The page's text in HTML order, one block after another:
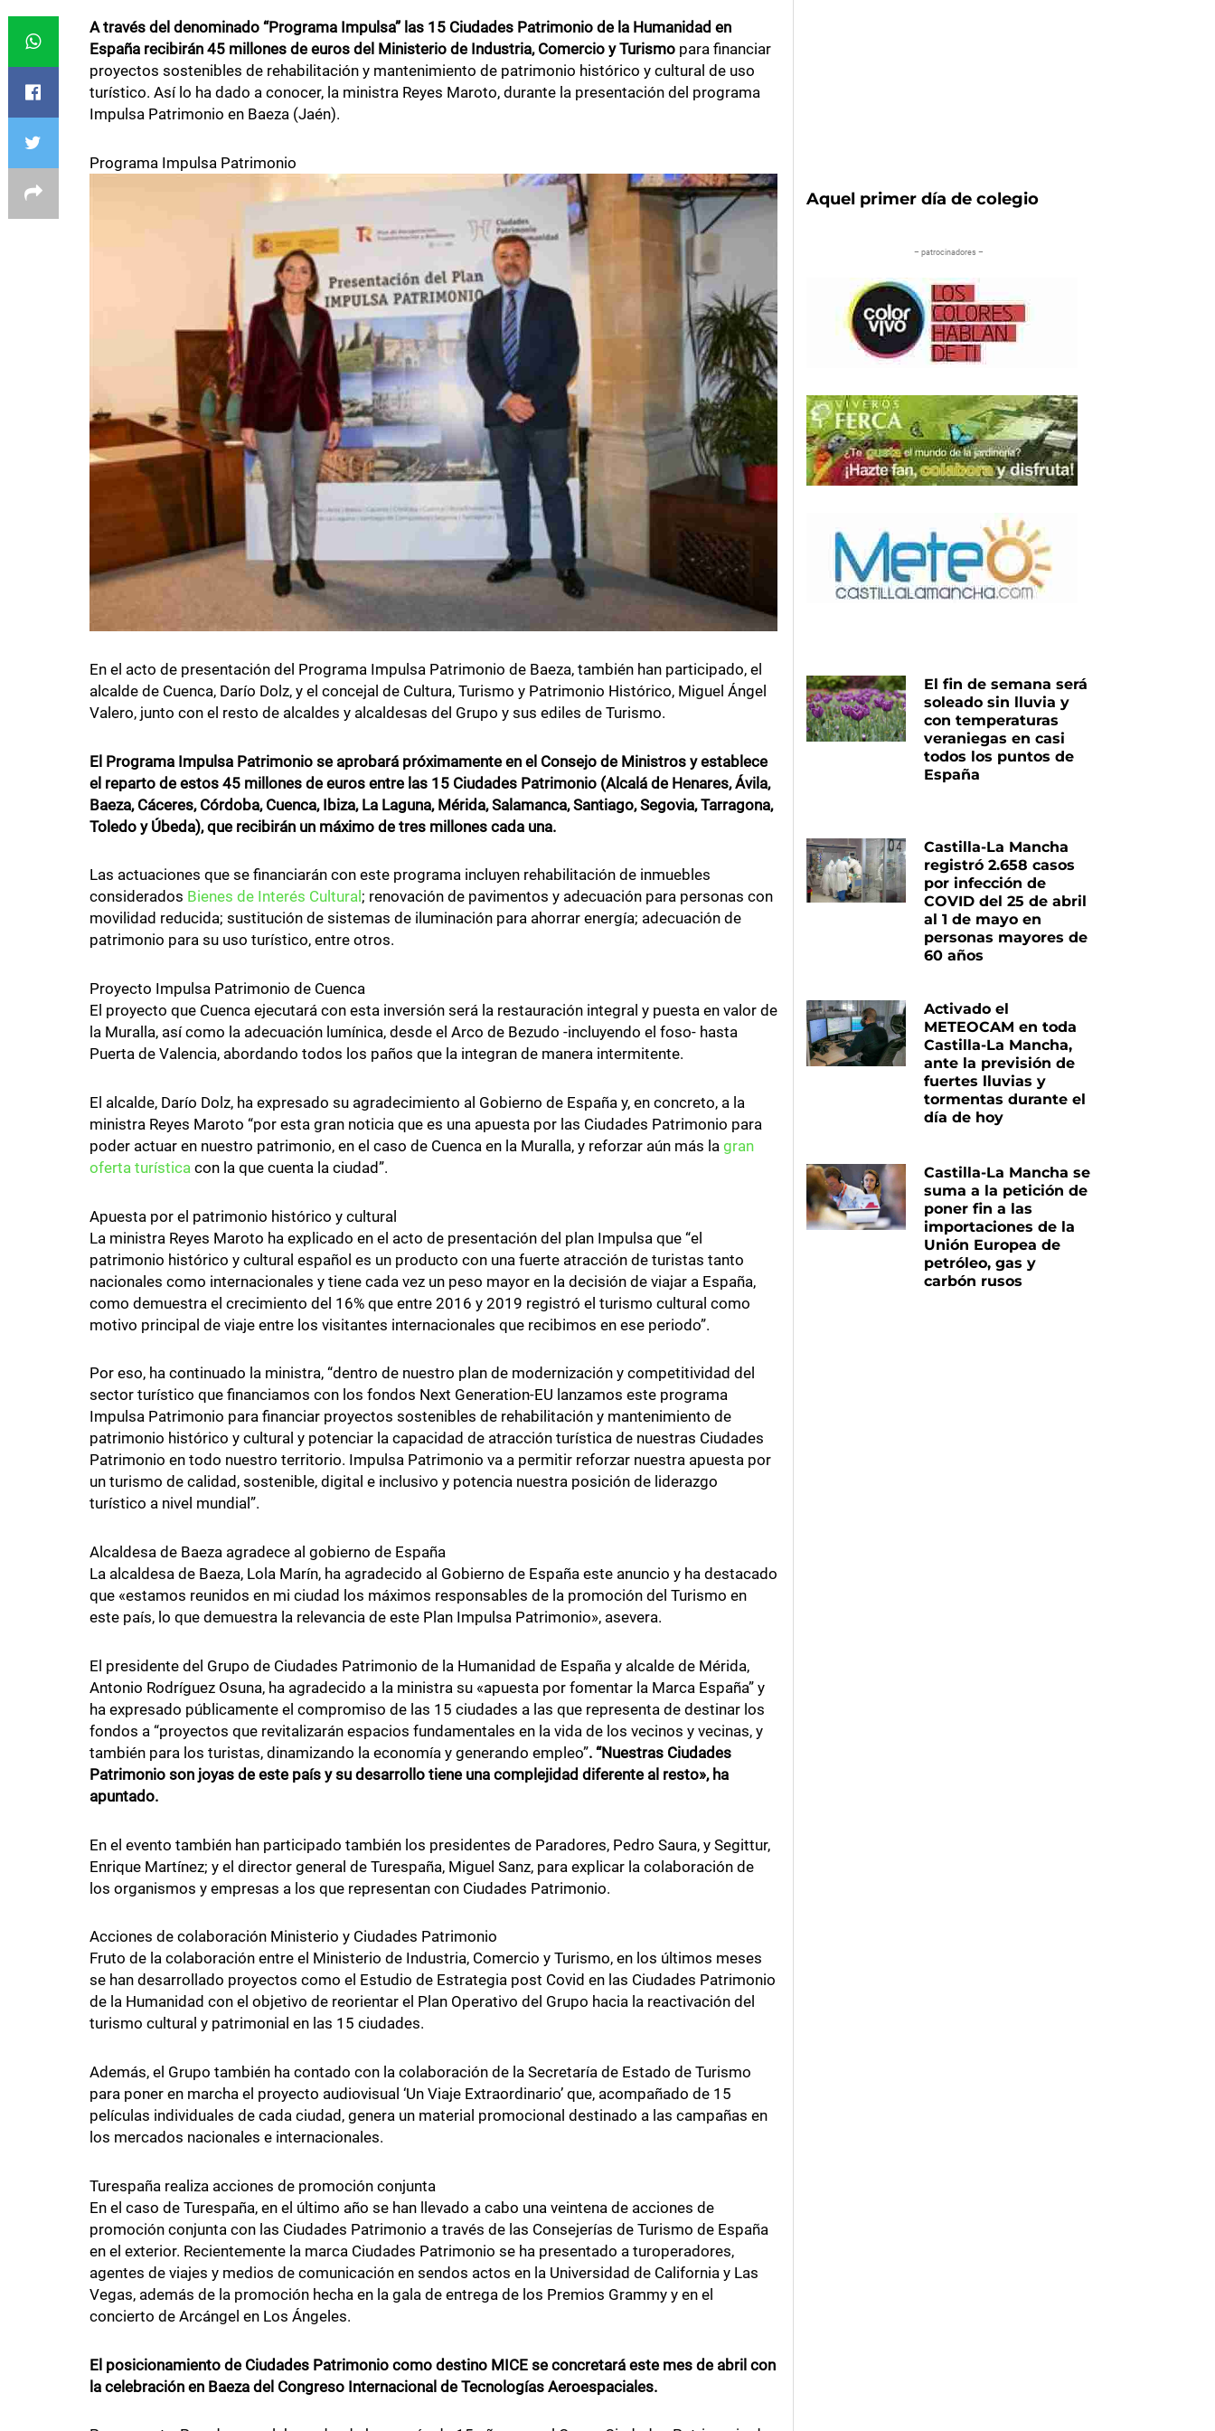
A través del denominado “Programa Impulsa” las 15 Ciudades Patrimonio de la Humanidad en
España recibirán 45 millones de euros del Ministerio de Industria, Comercio y Turismopara financiar
proyectos sostenibles de rehabilitación y mantenimiento de patrimonio histórico y cultural de uso
turístico. Así lo ha dado a conocer, la ministra Reyes Maroto, durante la presentación del programa
Impulsa Patrimonio en Baeza (Jaén).
Programa Impulsa Patrimonio
En el acto de presentación del Programa Impulsa Patrimonio de Baeza, también han participado, el
alcalde de Cuenca, Darío Dolz, y el concejal de Cultura, Turismo y Patrimonio Histórico, Miguel Ángel
Valero, junto con el resto de alcaldes y alcaldesas del Grupo y sus ediles de Turismo.
El Programa Impulsa Patrimonio se aprobará próximamente en el Consejo de Ministros y establece
el reparto de estos 45 millones de euros entre las 15 Ciudades Patrimonio (Alcalá de Henares, Ávila,
Baeza, Cáceres, Córdoba, Cuenca, Ibiza, La Laguna, Mérida, Salamanca, Santiago, Segovia, Tarragona,
Toledo y Úbeda), que recibirán un máximo de tres millones cada una.
Las actuaciones que se financiarán con este programa incluyen rehabilitación de inmuebles
considerados Bienes de Interés Cultural ; renovación de pavimentos y adecuación para personas con
movilidad reducida; sustitución de sistemas de iluminación para ahorrar energía; adecuación de
patrimonio para su uso turístico, entre otros.
Proyecto Impulsa Patrimonio de Cuenca
El proyecto que Cuenca ejecutará con esta inversión será la restauración integral y puesta en valor de
la Muralla, así como la adecuación lumínica, desde el Arco de Bezudo -incluyendo el foso- hasta
Puerta de Valencia, abordando todos los paños que la integran de manera intermitente.
El alcalde, Darío Dolz, ha expresado su agradecimiento al Gobierno de España y, en concreto, a la
ministra Reyes Maroto “por esta gran noticia que es una apuesta por las Ciudades Patrimonio para
poder actuar en nuestro patrimonio, en el caso de Cuenca en la Muralla, y reforzar aún más la gran
oferta turística con la que cuenta la ciudad”.
Apuesta por el patrimonio histórico y cultural
La ministra Reyes Maroto ha explicado en el acto de presentación del plan Impulsa que “el
patrimonio histórico y cultural español es un producto con una fuerte atracción de turistas tanto
nacionales como internacionales y tiene cada vez un peso mayor en la decisión de viajar a España,
como demuestra el crecimiento del 16% que entre 2016 y 2019 registró el turismo cultural como
motivo principal de viaje entre los visitantes internacionales que recibimos en ese periodo”.
Por eso, ha continuado la ministra, “dentro de nuestro plan de modernización y competitividad del
sector turístico que financiamos con los fondos Next Generation-EU lanzamos este programa
Impulsa Patrimonio para financiar proyectos sostenibles de rehabilitación y mantenimiento de
patrimonio histórico y cultural y potenciar la capacidad de atracción turística de nuestras Ciudades
Patrimonio en todo nuestro territorio. Impulsa Patrimonio va a permitir reforzar nuestra apuesta por
un turismo de calidad, sostenible, digital e inclusivo y potencia nuestra posición de liderazgo
turístico a nivel mundial”.
Alcaldesa de Baeza agradece al gobierno de España
La alcaldesa de Baeza, Lola Marín, ha agradecido al Gobierno de España este anuncio y ha destacado
que «estamos reunidos en mi ciudad los máximos responsables de la promoción del Turismo en
este país, lo que demuestra la relevancia de este Plan Impulsa Patrimonio», asevera.
El presidente del Grupo de Ciudades Patrimonio de la Humanidad de España y alcalde de Mérida,
Antonio Rodríguez Osuna, ha agradecido a la ministra su «apuesta por fomentar la Marca España” y
ha expresado públicamente el compromiso de las 15 ciudades a las que representa de destinar los
fondos a “proyectos que revitalizarán espacios fundamentales en la vida de los vecinos y vecinas, y
también para los turistas, dinamizando la economía y generando empleo”. “Nuestras Ciudades
Patrimonio son joyas de este país y su desarrollo tiene una complejidad diferente al resto», ha
apuntado.
En el evento también han participado también los presidentes de Paradores, Pedro Saura, y Segittur,
Enrique Martínez; y el director general de Turespaña, Miguel Sanz, para explicar la colaboración de
los organismos y empresas a los que representan con Ciudades Patrimonio.
Acciones de colaboración Ministerio y Ciudades Patrimonio
Fruto de la colaboración entre el Ministerio de Industria, Comercio y Turismo, en los últimos meses
se han desarrollado proyectos como el Estudio de Estrategia post Covid en las Ciudades Patrimonio
de la Humanidad con el objetivo de reorientar el Plan Operativo del Grupo hacia la reactivación del
turismo cultural y patrimonial en las 15 ciudades.
Además, el Grupo también ha contado con la colaboración de la Secretaría de Estado de Turismo
para poner en marcha el proyecto audiovisual ‘Un Viaje Extraordinario’ que, acompañado de 15
películas individuales de cada ciudad, genera un material promocional destinado a las campañas en
los mercados nacionales e internacionales.
Turespaña realiza acciones de promoción conjunta
En el caso de Turespaña, en el último año se han llevado a cabo una veintena de acciones de
promoción conjunta con las Ciudades Patrimonio a través de las Consejerías de Turismo de España
en el exterior. Recientemente la marca Ciudades Patrimonio se ha presentado a turoperadores,
agentes de viajes y medios de comunicación en sendos actos en la Universidad de California y Las
Vegas, además de la promoción hecha en la gala de entrega de los Premios Grammy y en el
concierto de Arcángel en Los Ángeles.
El posicionamiento de Ciudades Patrimonio como destino MICE se concretará este mes de abril con
la celebración en Baeza del Congreso Internacional de Tecnologías Aeroespaciales.
Aquel primer día de colegio
– patrocinadores –
El fin de semana será
soleado sin lluvia y
con temperaturas
veraniegas en casi
todos los puntos de
España
Castilla-La Mancha
registró 2.658 casos
por infección de
COVID del 25 de abril
al 1 de mayo en
personas mayores de
60 años
Activado el
METEOCAM en toda
Castilla-La Mancha,
ante la previsión de
fuertes lluvias y
tormentas durante el
día de hoy
Castilla-La Mancha se
suma a la petición de
poner fin a las
importaciones de la
Unión Europea de
petróleo, gas y
carbón rusos